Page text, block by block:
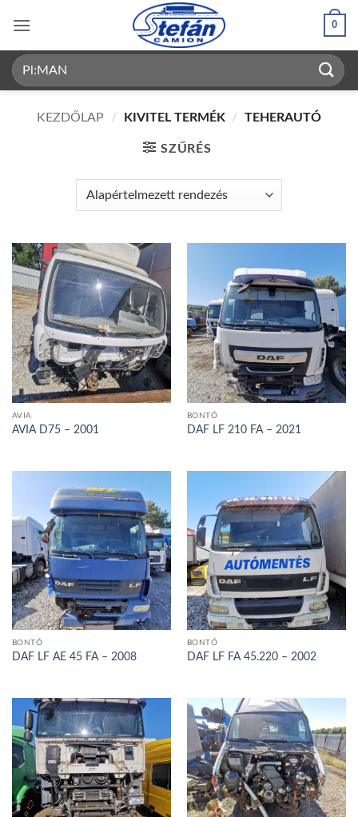
content
0
Keresés
a
KEZDŐLAP / KIVITEL TERMÉK / TEHERAUTÓ
SZŰRÉS
AVIA
AVIA D75 – 2001
BONTÓ
DAF LF 210 FA – 2021
BONTÓ
DAF LF AE 45 FA – 2008
BONTÓ
DAF LF FA 45.220 – 2002